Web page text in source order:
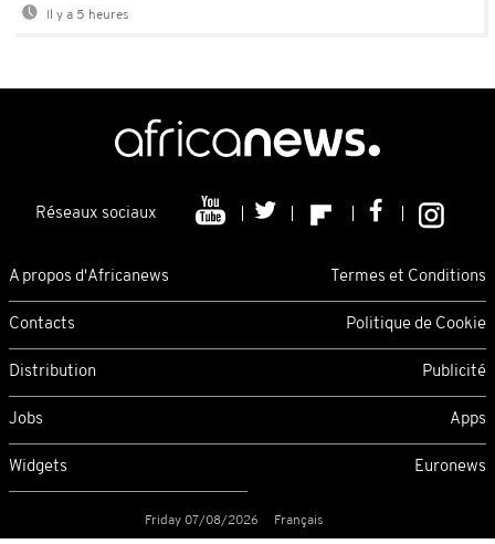
Il y a 5 heures
Réseaux sociaux
A propos d'Africanews Termes et Conditions
Contacts Politique de Cookie
Distribution Publicité
Jobs Apps
Widgets Euronews
Friday 07/08/2026